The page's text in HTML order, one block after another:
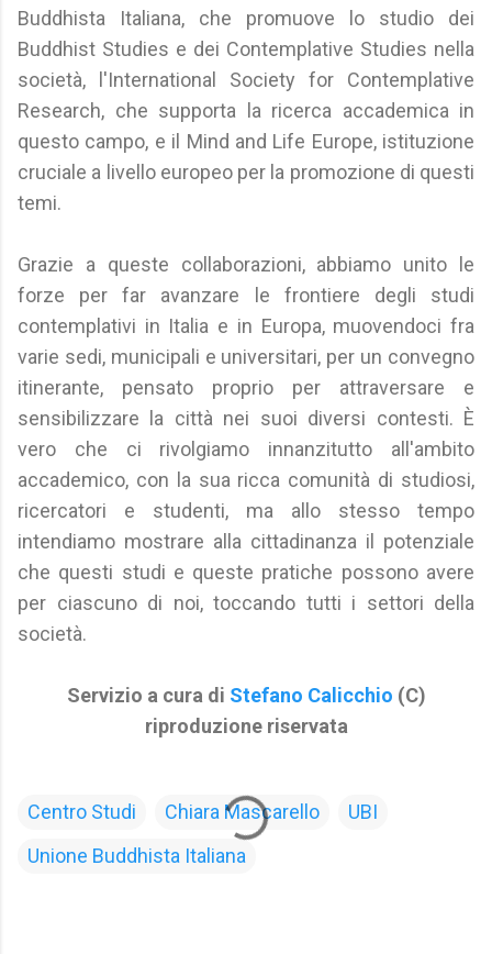
Buddhista Italiana, che promuove lo studio dei
Buddhist Studies e dei Contemplative Studies nella
società, l'International Society for Contemplative
Research, che supporta la ricerca accademica in
questo campo, e il Mind and Life Europe, istituzione
cruciale a livello europeo per la promozione di questi
temi.
Grazie a queste collaborazioni, abbiamo unito le
forze per far avanzare le frontiere degli studi
contemplativi in Italia e in Europa, muovendoci fra
varie sedi, municipali e universitari, per un convegno
itinerante, pensato proprio per attraversare e
sensibilizzare la città nei suoi diversi contesti. È
vero che ci rivolgiamo innanzitutto all'ambito
accademico, con la sua ricca comunità di studiosi,
ricercatori e studenti, ma allo stesso tempo
intendiamo mostrare alla cittadinanza il potenziale
che questi studi e queste pratiche possono avere
per ciascuno di noi, toccando tutti i settori della
società.
Servizio a cura di Stefano Calicchio (C)
riproduzione riservata
Centro Studi Chiara Mascarello
UBI
Unione Buddhista Italiana